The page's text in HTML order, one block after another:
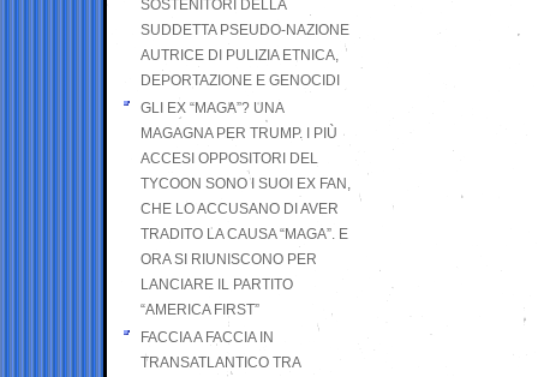
SOSTENITORI DELLA
SUDDETTA PSEUDO-NAZIONE
AUTRICE DI PULIZIA ETNICA,
DEPORTAZIONE E GENOCIDI
GLI EX “MAGA”? UNA
MAGAGNA PER TRUMP. I PIÙ
ACCESI OPPOSITORI DEL
TYCOON SONO I SUOI EX FAN,
CHE LO ACCUSANO DI AVER
TRADITO LA CAUSA “MAGA”. E
ORA SI RIUNISCONO PER
LANCIARE IL PARTITO
“AMERICA FIRST”
FACCIA A FACCIA IN
TRANSATLANTICO TRA